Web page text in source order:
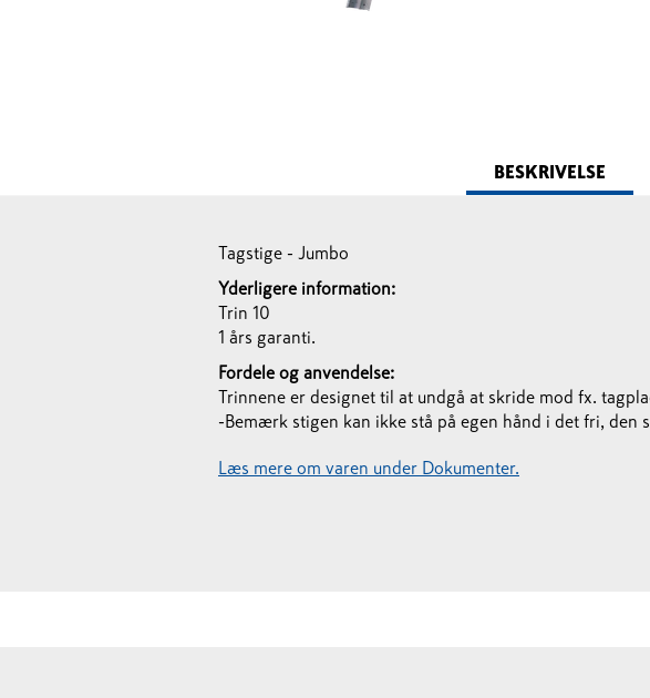
BESKRIVELSE
Tagstige - Jumbo
Yderligere information:
Trin 10
1 års garanti.
Fordele og anvendelse:
Trinnene er designet til at undgå at skride mod fx.
-Bemærk stigen kan ikke stå på egen hånd i det fri, den
Læs mere om varen under Dokumenter.